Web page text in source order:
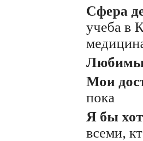
Сфера
учеба в
Мои
пока
Я бы
всеми,